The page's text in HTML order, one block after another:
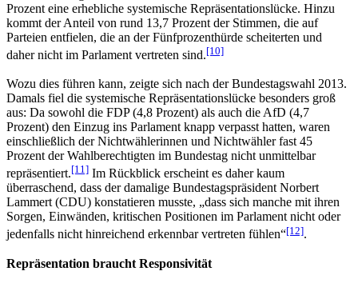
Prozent eine erhebliche systemische Repräsentationslücke. Hinzu
kommt der Anteil von rund 13,7 Prozent der Stimmen, die auf
Parteien entfielen, die an der Fünfprozenthürde scheiterten und
daher nicht im Parlament vertreten sind.[10]
Wozu dies führen kann, zeigte sich nach der Bundestagswahl 2013.
Damals fiel die systemische Repräsentationslücke besonders groß
aus: Da sowohl die FDP (4,8 Prozent) als auch die AfD (4,7
Prozent) den Einzug ins Parlament knapp verpasst hatten, waren
einschließlich der Nichtwählerinnen und Nichtwähler fast 45
Prozent der Wahlberechtigten im Bundestag nicht unmittelbar
repräsentiert.[11] Im Rückblick erscheint es daher kaum
überraschend, dass der damalige Bundestagspräsident Norbert
Lammert (CDU) konstatieren musste, „dass sich manche mit ihren
Sorgen, Einwänden, kritischen Positionen im Parlament nicht oder
jedenfalls nicht hinreichend erkennbar vertreten fühlen“[12].
Repräsentation braucht Responsivität